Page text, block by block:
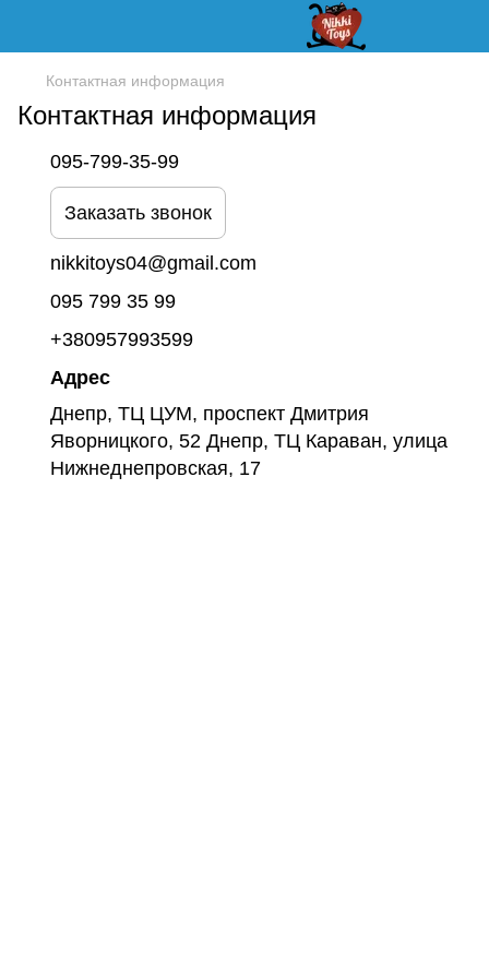
Контактная информация
Контактная информация
095-799-35-99
Заказать звонок
nikkitoys04@gmail.com
095 799 35 99
+380957993599
Адрес
Днепр, ТЦ ЦУМ, проспект Дмитрия
Яворницкого, 52 Днепр, ТЦ Караван, улица
Нижнеднепровская, 17